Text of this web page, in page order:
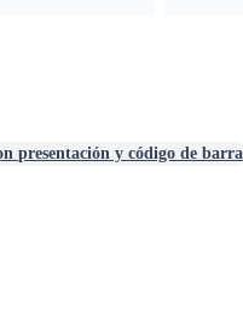
presentación y código de